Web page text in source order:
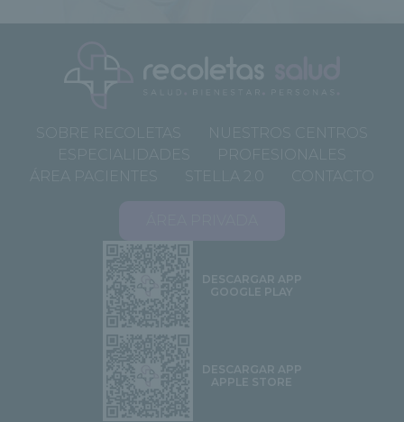
SOBRE RECOLETAS
NUESTROS CENTROS
ESPECIALIDADES
PROFESIONALES
ÁREA PACIENTES
STELLA 2.0 CONTACTO
DESCARGAR APP
GOOGLE PLAY
DESCARGAR APP
APPLE STORE